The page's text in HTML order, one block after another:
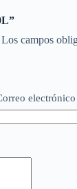
Los campos
electrónico